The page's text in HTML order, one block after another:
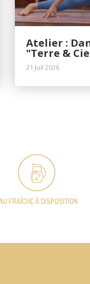
Atelier :
"Terre &
21 Juil 2026
FRAÎCHEÀ DISPOSITION